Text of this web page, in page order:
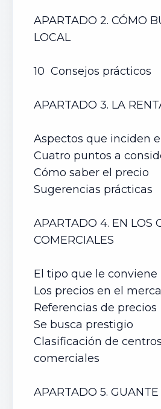
APARTADO 2. CÓMO
LOCAL
10 Consejos prácticos
APARTADO 3. LA
Aspectos que inciden
Cuatro puntos a
Cómo saber el precio
Sugerencias prácticas
APARTADO 4. EN LOS
COMERCIALES
El tipo que le conviene
Los precios en el
Referencias de precios
Se busca prestigio
Clasificación de centros
comerciales
APARTADO 5. GUANTE